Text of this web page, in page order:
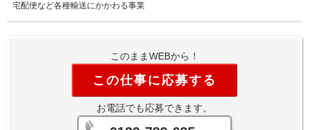
宅配便など各種輸送にかかわる事業
このままWEBから！
この仕事に応募する
お電話でも応募できます。